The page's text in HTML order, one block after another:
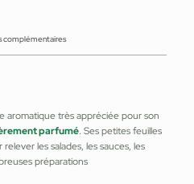
complémentaires
aromatique très appréciée pour son
parfumé. Ses petites feuilles
les salades, les sauces, les
préparations